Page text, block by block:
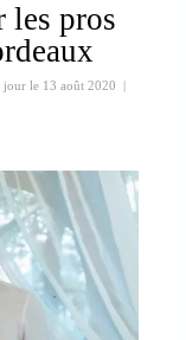
les pros
jour le 13 août 2020 |